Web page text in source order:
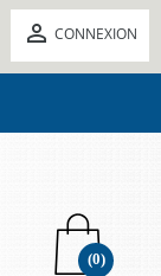
 CONNEXION
(0)